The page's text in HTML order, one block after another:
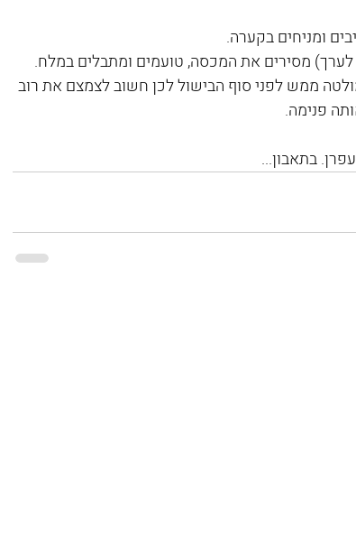
ומניחים בקערה.
מסירים את המכסה, טועמים ומתבלים במלח.
ממש לפני סוף הבישול לכן חשוב לצמצם את רוב
פנימה.
בתאבון...